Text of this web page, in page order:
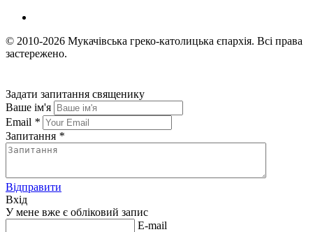
© 2010-2026 Мукачівська греко-католицька єпархія. Всі права
застережено.
Задати запитання священику
Ваше ім'я
Email *
Запитання *
Відправити
Вхід
У мене вже є обліковий запис
E-mail